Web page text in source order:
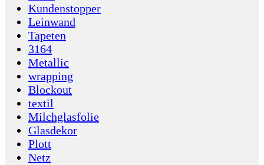
Kundenstopper
Leinwand
Tapeten
3164
Metallic
wrapping
Blockout
textil
Milchglasfolie
Glasdekor
Plott
Netz